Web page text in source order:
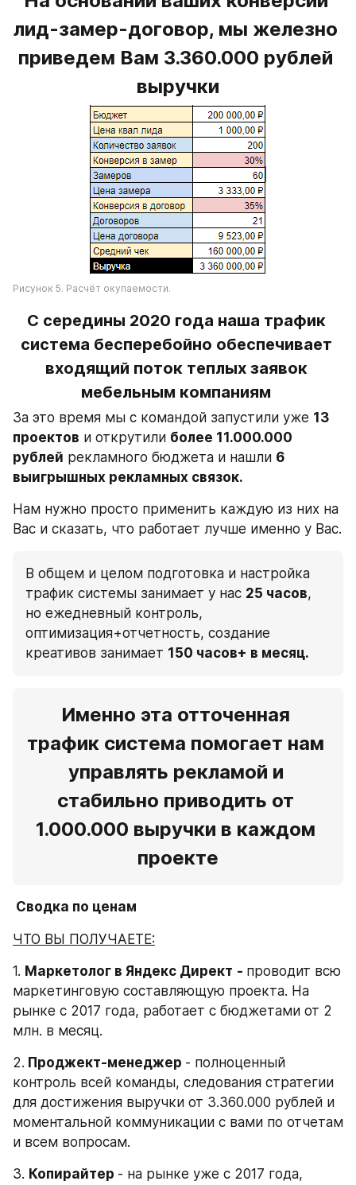
лид-замер-договор, мы железно
приведем Вам 3.360.000 рублей
выручки
Рисунок 5. Расчёт окупаемости.
С середины 2020 года наша трафик
система бесперебойно обеспечивает
входящий поток теплых заявок
мебельным компаниям
За это время мы с командой запустили уже 13
проектов и открутили более 11.000.000
рублей рекламного бюджета и нашли 6
выигрышных рекламных связок.
Нам нужно просто применить каждую из них на
Вас и сказать, что работает лучше именно у Вас.
В общем и целом подготовка и настройка
трафик системы занимает у нас 25 часов,
но ежедневный контроль,
оптимизация+отчетность, создание
креативов занимает 150 часов+ в месяц.
Именно эта отточенная
трафик система помогает нам
управлять рекламой и
стабильно приводить от
1.000.000 выручки в каждом
проекте
Сводка по ценам
ЧТО ВЫ ПОЛУЧАЕТЕ:
1. Маркетолог в Яндекс Директ - проводит всю
маркетинговую составляющую проекта. На
рынке с 2017 года, работает с бюджетами от 2
млн. в месяц.
2. Проджект-менеджер - полноценный
контроль всей команды, следования стратегии
для достижения выручки от 3.360.000 рублей и
моментальной коммуникации с вами по отчетам
и всем вопросам.
3. Копирайтер - на рынке уже с 2017 года,